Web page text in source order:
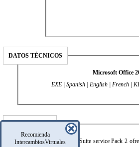
Recomienda
IntercambiosVirtuales
DATOS TÉCNICOS
Microsoft Office
EXE | Spanish | English | French |
DESCRIPCIÓN
Microsoft Office 2007 Suite service Pack 2